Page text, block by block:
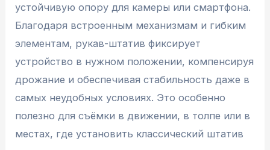
устойчивую опору для камеры или смартфона.
Благодаря встроенным механизмам и гибким
элементам, рукав-штатив фиксирует
устройство в нужном положении, компенсируя
дрожание и обеспечивая стабильность даже в
самых неудобных условиях. Это особенно
полезно для съёмки в движении, в толпе или в
местах, где установить классический штатив